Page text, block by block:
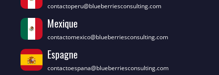
contactoperu@blueberriesconsulting.com
Mexique
contactomexico@blueberriesconsulting.com
Espagne
contactoespana@blueberriesconsulting.com